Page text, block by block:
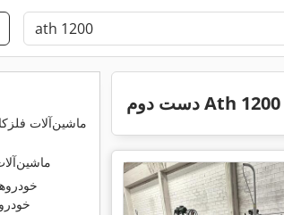
ماشین‌آلات
دست دوم Ath 1200